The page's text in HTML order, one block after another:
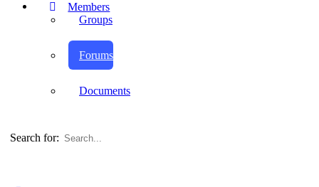
Members
Groups
Forums
Documents
Search for: